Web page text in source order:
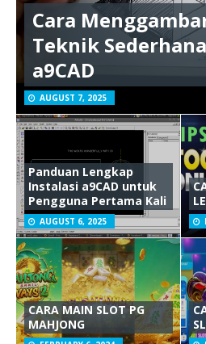
Cara
Teknik
a9CAD
AUGUST 7, 2025
Panduan Lengkap
Instalasi a9CAD untuk
Pengguna Pertama Kali
AUGUST 6, 2025
CARA MAIN SLOT PG
MAHJONG